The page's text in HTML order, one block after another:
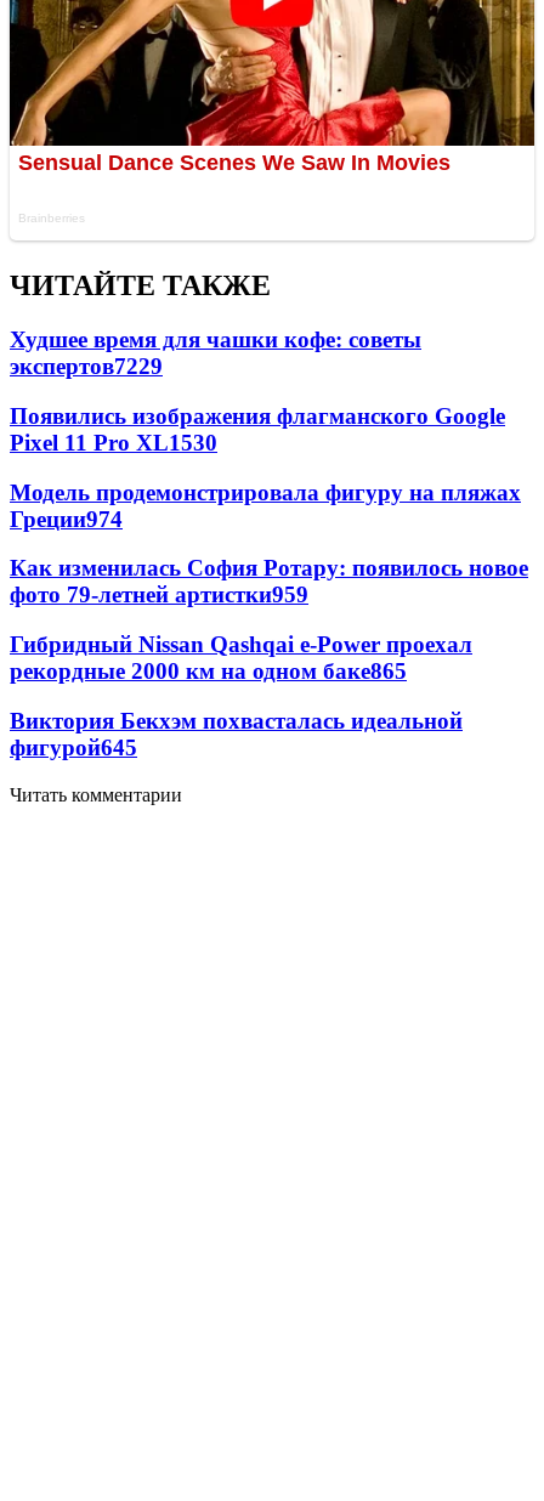
ЧИТАЙТЕ ТАКЖЕ
Худшее время для чашки кофе: советы
экспертов7229
Появились изображения флагманского Google
Pixel 11 Pro XL1530
Модель продемонстрировала фигуру на пляжах
Греции974
Как изменилась София Ротару: появилось новое
фото 79-летней артистки959
Гибридный Nissan Qashqai e-Power проехал
рекордные 2000 км на одном баке865
Виктория Бекхэм похвасталась идеальной
фигурой645
Читать комментарии